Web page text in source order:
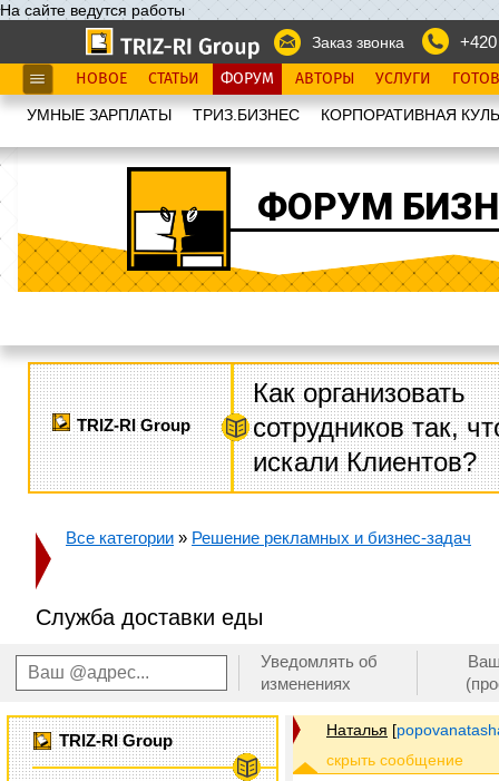
На сайте ведутся работы
Заказ звонка
НОВОЕ СТАТЬИ ФОРУМ АВТОРЫ УСЛУГИ
УМНЫЕ ЗАРПЛАТЫ ТРИЗ.БИЗНЕС КОРПОРАТИВНАЯ
ФОРУМ
TRIZ-RI Group
Как организовать
сотрудников так,
искали Клиентов?
Все категории » Решение рекламных и бизнес-задач
Служба доставки еды
Уведомлять об
изменениях
TRIZ-RI Group
Наталья [